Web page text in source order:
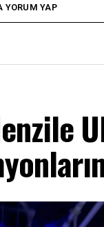
YORUM YAP